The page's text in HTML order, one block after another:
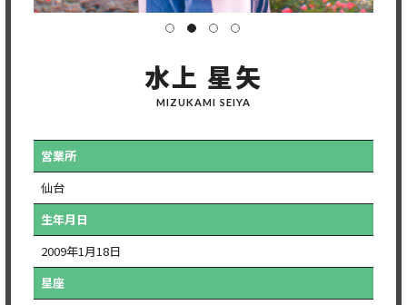
水上 星矢
MIZUKAMI SEIYA
営業所
仙台
生年月日
2009年1月18日
星座